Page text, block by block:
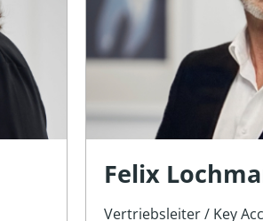
Felix
Vertriebsleiter / Key